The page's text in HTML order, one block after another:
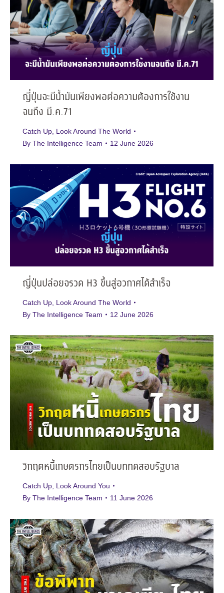
ญี่ปุ่นจะมีน้ำมันเพียงพอต่อความต้องการใช้งาน
จนถึง มี.ค.71
Catch Up Look Around The World
By The Intelligence Team 12 June 2026
ญี่ปุ่นปล่อยจรวด H3 ขึ้นสู่อวกาศได้สำเร็จ
Catch Up Look Around The World
By The Intelligence Team 12 June 2026
วิกฤตหนี้เกษตรกรไทยเป็นบททดสอบรัฐบาล
Catch Up Look Around You
By The Intelligence Team 11 June 2026